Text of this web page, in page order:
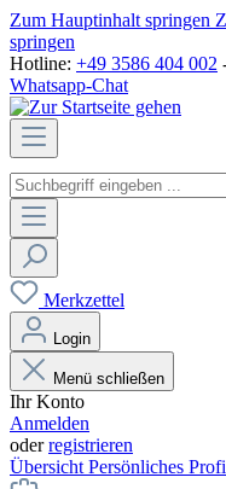
Zum Hauptinhalt springen
springen
Hotline: +49 3586 404 002
Whatsapp-Chat
Merkzettel
Login
Menü schließen
Ihr Konto
Anmelden
oderregistrieren
Übersicht Persönliches